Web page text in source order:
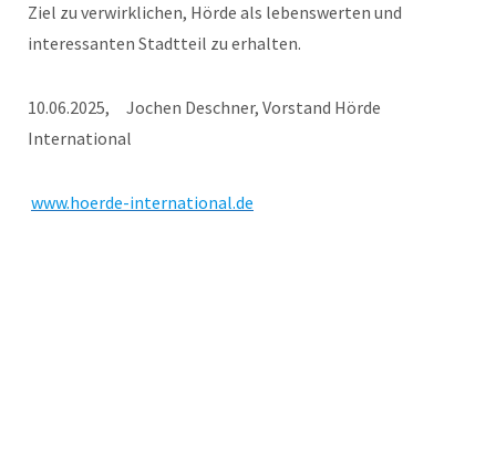
Ziel zu verwirklichen, Hörde als lebenswerten und
interessanten Stadtteil zu erhalten.
10.06.2025, Jochen Deschner, Vorstand Hörde
International
www.hoerde-international.de